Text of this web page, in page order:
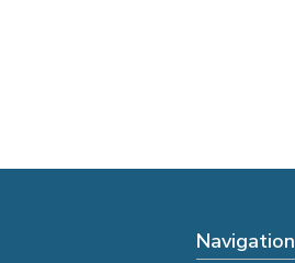
Navigation